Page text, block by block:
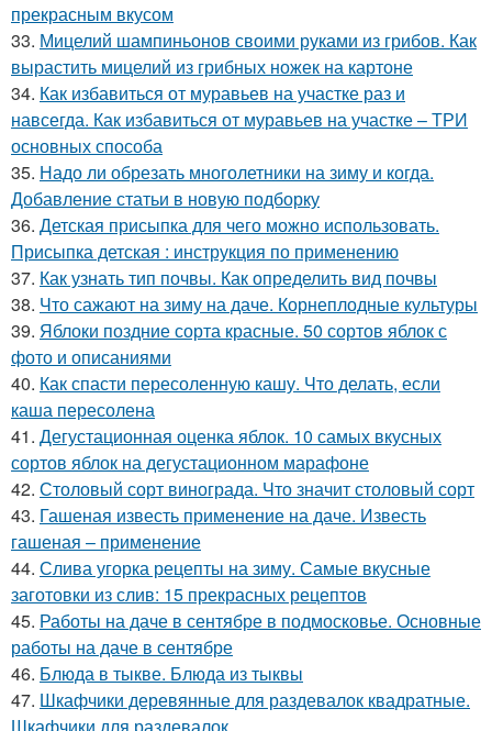
прекрасным вкусом
33. Мицелий шампиньонов своими руками из грибов. Как
вырастить мицелий из грибных ножек на картоне
34. Как избавиться от муравьев на участке раз и
навсегда. Как избавиться от муравьев на участке – ТРИ
основных способа
35. Надо ли обрезать многолетники на зиму и когда.
Добавление статьи в новую подборку
36. Детская присыпка для чего можно использовать.
Присыпка детская : инструкция по применению
37. Как узнать тип почвы. Как определить вид почвы
38. Что сажают на зиму на даче. Корнеплодные культуры
39. Яблоки поздние сорта красные. 50 сортов яблок с
фото и описаниями
40. Как спасти пересоленную кашу. Что делать, если
каша пересолена
41. Дегустационная оценка яблок. 10 самых вкусных
сортов яблок на дегустационном марафоне
42. Столовый сорт винограда. Что значит столовый сорт
43. Гашеная известь применение на даче. Известь
гашеная – применение
44. Слива угорка рецепты на зиму. Самые вкусные
заготовки из слив: 15 прекрасных рецептов
45. Работы на даче в сентябре в подмосковье. Основные
работы на даче в сентябре
46. Блюда в тыкве. Блюда из тыквы
47. Шкафчики деревянные для раздевалок квадратные.